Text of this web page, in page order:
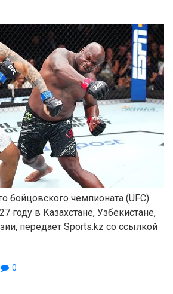
бойцовского чемпионата (UFC)
году в Казахстане, Узбекистане,
передает Sports.kz со ссылкой
0